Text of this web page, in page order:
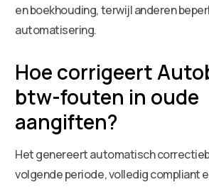
en boekhouding, terwijl anderen
automatisering.
Hoe corrigeert
btw-fouten in oude
aangiften?
Het genereert automatisch
volgende periode, volledig compliant